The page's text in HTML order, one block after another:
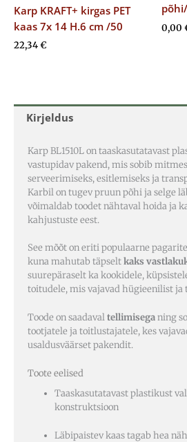
Kirjeldus
Karp BL1510L on taaskasutatavast
vastupidav pakend, mis sobib
serveerimiseks, esitlemiseks ja
Karbil on tugev pruun põhi ja selge
võimaldab toodet nähtaval hoida ja
kahjustuste eest.
See mõõt on eriti populaarne
kuna mahutab täpseltkaks
suurepäraselt ka kookidele,
toitudele, mis vajavad hügieenilist
Toode on saadavaltellimiseganing
tootjatele ja toitlustajatele, kes
usaldusväärset pakendit.
Toote eelised
Taaskasutatavast plastikust
konstruktsioon
Läbipaistev kaas tagab hea
Karp KRAFT+ kirgas PET
kaas 7x 14 H.6 cm /50
22,34€
0,00